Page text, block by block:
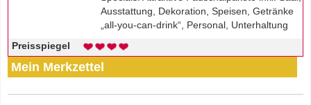
Ausstattung, Dekoration, Speisen, Getränke
„all-you-can-drink“, Personal, Unterhaltung
Preisspiegel
Mein Merkzettel